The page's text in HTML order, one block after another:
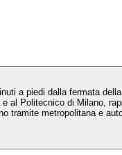
a piedi dalla fermata
al Politecnico di Milano,
tramite metropolitana e